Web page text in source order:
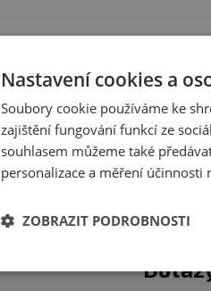
Nastavení cookies a
Soubory cookie používáme ke
zajištění fungování funkcí ze
souhlasem můžeme také
personalizace a měření účinnosti
ZOBRAZIT PODROBNOSTI